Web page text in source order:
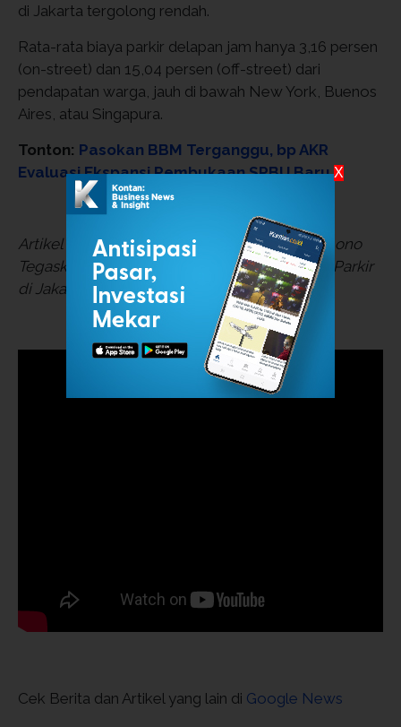
di Jakarta tergolong rendah.
Rata-rata biaya parkir delapan jam hanya 3,16 persen
(on-street) dan 15,04 persen (off-street) dari
pendapatan warga, jauh di bawah New York, Buenos
Aires, atau Singapura.
Tonton: Pasokan BBM Terganggu, bp AKR
Evaluasi Ekspansi Pembukaan SPBU Baru
Artikel ini tayang di Kompas.tv berjudul "Pramono
Tegaskan Belum Ada Rencana Kenaikan Tarif Parkir
di Jakarta"
Cek Berita dan Artikel yang lain di Google News
X